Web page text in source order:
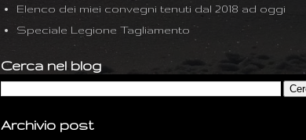
Elenco dei miei convegni tenuti dal 2018 ad oggi
Speciale Legione Tagliamento
Cerca nel blog
Archivio post